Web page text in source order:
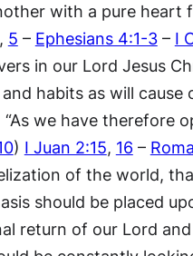
with a pure heart
5 – Ephesians 4:1-3– I
in our Lord Jesus
and habits as will
we have therefore
) I Juan 2:15, 16 –
of the world,
should be placed
return of our Lord